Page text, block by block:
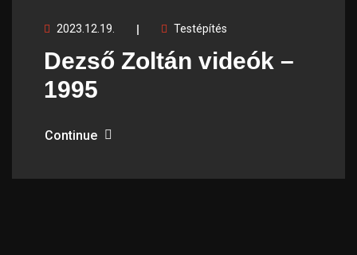
2023.12.19. Testépítés
Dezső Zoltán videók –
1995
Continue